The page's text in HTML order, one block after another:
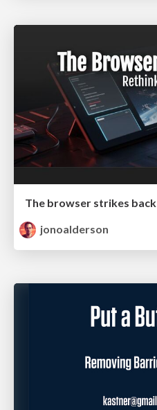
The browser strikes back
jonoalderson